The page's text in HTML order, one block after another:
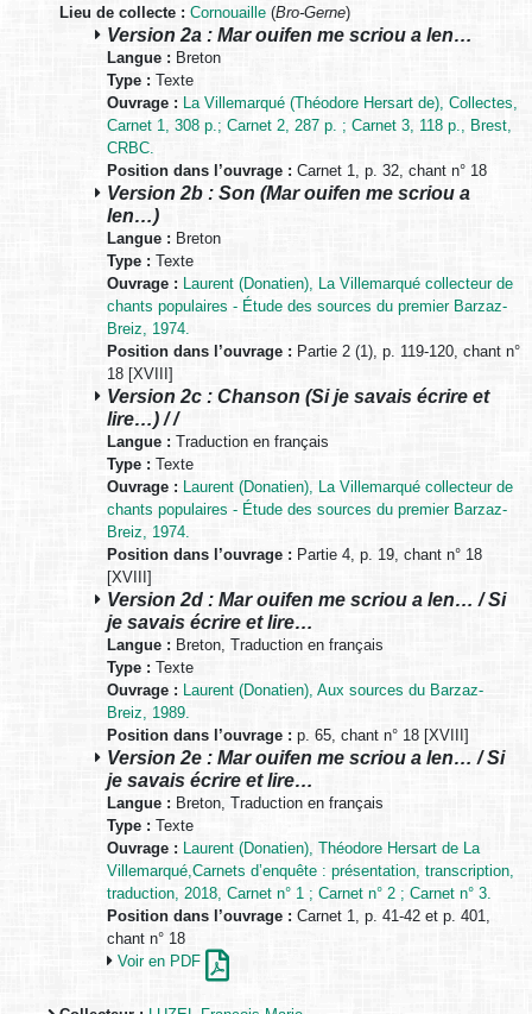
Lieu de collecte : Cornouaille (Bro-Gerne)
Version 2a : Mar ouifen me scriou a len…
Langue : Breton
Type : Texte
Ouvrage :
La Villemarqué (Théodore Hersart de), Collectes,
Carnet 1, 308 p.; Carnet 2, 287 p. ; Carnet 3, 118 p., Brest,
CRBC.
Position dans l’ouvrage : Carnet 1, p. 32, chant n° 18
Version 2b : Son (Mar ouifen me scriou a
len…)
Langue : Breton
Type : Texte
Ouvrage :
Laurent (Donatien), La Villemarqué collecteur de
chants populaires - Étude des sources du premier Barzaz-
Breiz, 1974.
Position dans l’ouvrage : Partie 2 (1), p. 119-120, chant n°
18 [XVIII]
Version 2c : Chanson (Si je savais écrire et
lire…) / /
Langue : Traduction en français
Type : Texte
Ouvrage :
Laurent (Donatien), La Villemarqué collecteur de
chants populaires - Étude des sources du premier Barzaz-
Breiz, 1974.
Position dans l’ouvrage : Partie 4, p. 19, chant n° 18
[XVIII]
Version 2d : Mar ouifen me scriou a len… / Si
je savais écrire et lire…
Langue : Breton, Traduction en français
Type : Texte
Ouvrage :
Laurent (Donatien), Aux sources du Barzaz-
Breiz, 1989.
Position dans l’ouvrage : p. 65, chant n° 18 [XVIII]
Version 2e : Mar ouifen me scriou a len… / Si
je savais écrire et lire…
Langue : Breton, Traduction en français
Type : Texte
Ouvrage :
Laurent (Donatien), Théodore Hersart de La
Villemarqué,Carnets d’enquête : présentation, transcription,
traduction, 2018, Carnet n° 1 ; Carnet n° 2 ; Carnet n° 3.
Position dans l’ouvrage : Carnet 1, p. 41-42 et p. 401,
chant n° 18
Voir en PDF